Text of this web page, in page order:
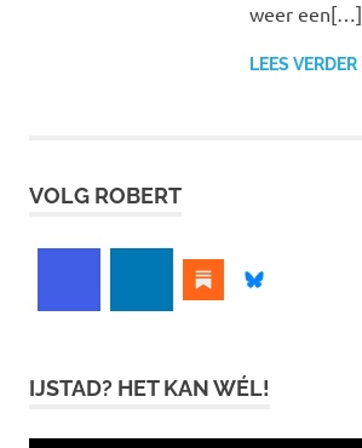
weer een[…]
LEES VERDER
VOLG ROBERT
IJSTAD? HET KAN WÉL!